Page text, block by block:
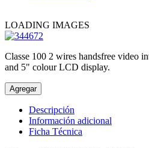
LOADING IMAGES
Classe 100 2 wires handsfree video
and 5" colour LCD display.
Agregar
Descripción
Información adicional
Ficha Técnica